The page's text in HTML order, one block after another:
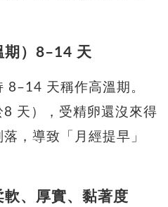
期）8–14 天
8–14 天稱作高溫期。
天），受精卵還沒來得
，導致「月經提早」
、厚實、黏著度